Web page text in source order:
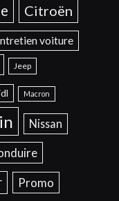
Citroën
voiture
Jeep
Macron
Nissan
Promo